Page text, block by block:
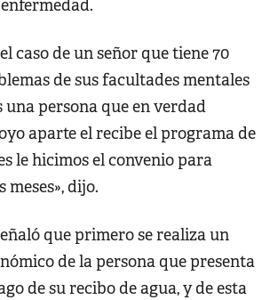
caso de un señor que tiene 70
de sus facultades mentales
una persona que en verdad
aparte el recibe el programa de
le hicimos el convenio para
meses», dijo.
que primero se realiza un
de la persona que presenta
de su recibo de agua, y de esta